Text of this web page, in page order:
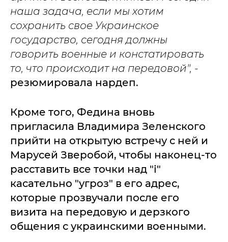
наша задача, если мы хотим
сохранить свое Украинское
государство, сегодня должны
говорить военные и констатировать
то, что происходит на передовой", -
резюмировала нардеп.
Кроме того, Федина вновь
пригласила Владимира Зеленского
прийти на открытую встречу с ней и
Марусей Зверобой, чтобы наконец-то
расставить все точки над "і"
касательно "угроз" в его адрес,
которые прозвучали после его
визита на передовую и дерзкого
общения с украинскими военными.